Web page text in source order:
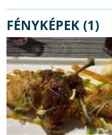
FÉNYKÉPEK (1)